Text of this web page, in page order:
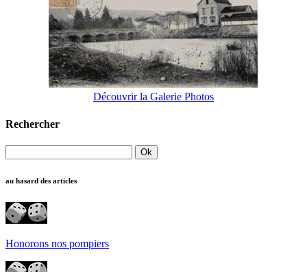
Découvrir la Galerie Photos
Rechercher
au hasard des articles
Honorons nos pompiers